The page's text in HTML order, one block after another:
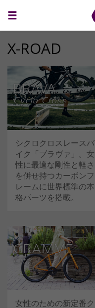
X-ROAD
BRAVA
Cyclo Cross
シクロクロスレースバ
イク「ブラヴァ」。女
性に最適な剛性と軽さ
を併せ持つカーボンフ
レームに世界標準の本
格パーツを搭載。
GRAMME
City
女性のための新定番ク